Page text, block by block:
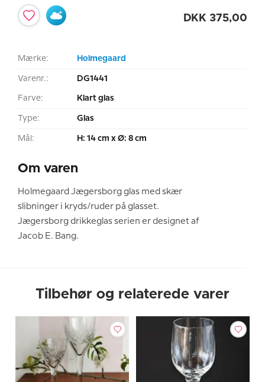
DKK 375,00
Mærke: Holmegaard
Varenr.: DG1441
Farve: Klart glas
Type: Glas
Mål: H: 14 cm x Ø: 8 cm
Om varen
Holmegaard Jægersborg glas med skær
slibninger i kryds/ruder på glasset.
Jægersborg drikkeglas serien er designet af
Jacob E. Bang.
Tilbehør og relaterede varer